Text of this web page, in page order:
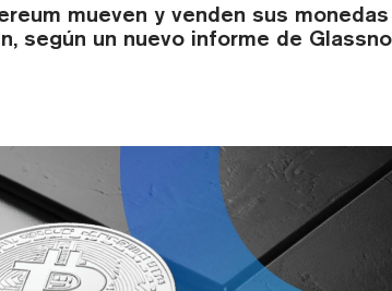
mueven y venden sus
según un nuevo informe de